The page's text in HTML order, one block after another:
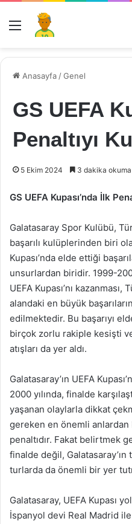
Menü
Anasayfa /Genel
GS UEFA
Penaltıyı
5 Ekim 2024 3 dakika
GS UEFA Kupası’nda İlk
Galatasaray Spor Kulübü,
başarılı kulüplerinden biri
Kupası’nda elde ettiği
unsurlardan biridir. 1999-
UEFA Kupası’nı
alandaki en büyük
edilmektedir. Bu başarıyı
birçok zorlu rakiple kesişti
atışları da yer aldı.
Galatasaray’ın UEFA
2000 yılında, finalde
yaşanan olaylarla dikkat
gereken en önemli anlardan
penaltıdır. Fakat belirtmek
finalde değil,
turlarda da önemli bir yer
Galatasaray, UEFA Kupası
İspanyol devi Real Madrid ile